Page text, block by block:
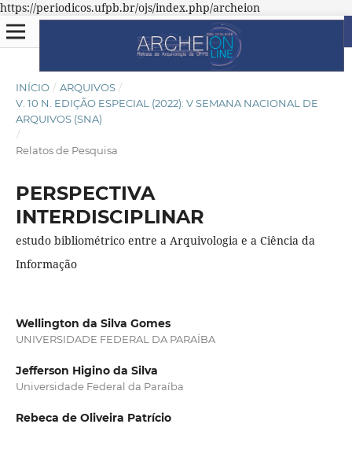
https://periodicos.ufpb.br/ojs/index.php/archeion
INÍCIO / ARQUIVOS /
V. 10 N. EDIÇÃO ESPECIAL (2022): V SEMANA NACIONAL DE
ARQUIVOS (SNA)
/
Relatos de Pesquisa
PERSPECTIVA
INTERDISCIPLINAR
estudo bibliométrico entre a Arquivologia e a Ciência da
Informação
Wellington da Silva Gomes
UNIVERSIDADE FEDERAL DA PARAÍBA
Jefferson Higino da Silva
Universidade Federal da Paraíba
Rebeca de Oliveira Patrício